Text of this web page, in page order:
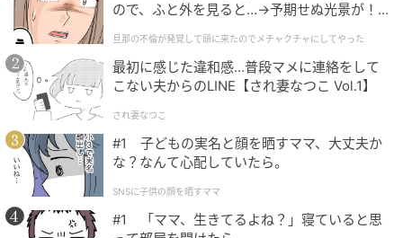
「weer Lite 遮熱日傘」が採用する高遮熱性生地は、国
内の検査機関による試験において遮熱性最高ランク
「S65+」を達成しています。
光を照射して30分経過後、遮るものがない状態（ブラ
ンク）と比較した表面温度差は最大20℃という結果が
ので、ふと外を見ると…→予期せぬ光景が！
クチャにしてやった
旦那の不倫が発覚して頭に来たのでメチャクチャにしてやった
最初に感じた違和感…普段マメに連絡をして
こない夫からのLINE【され妻なつこ Vol.1】
され妻なつこ
#1 子どもの実名と顔を晒すママ、大丈夫か
な？なんて心配していたら。
SNSに子供の顔を晒すママ
#1 「ママ、生きてるよね？」寝ていると思